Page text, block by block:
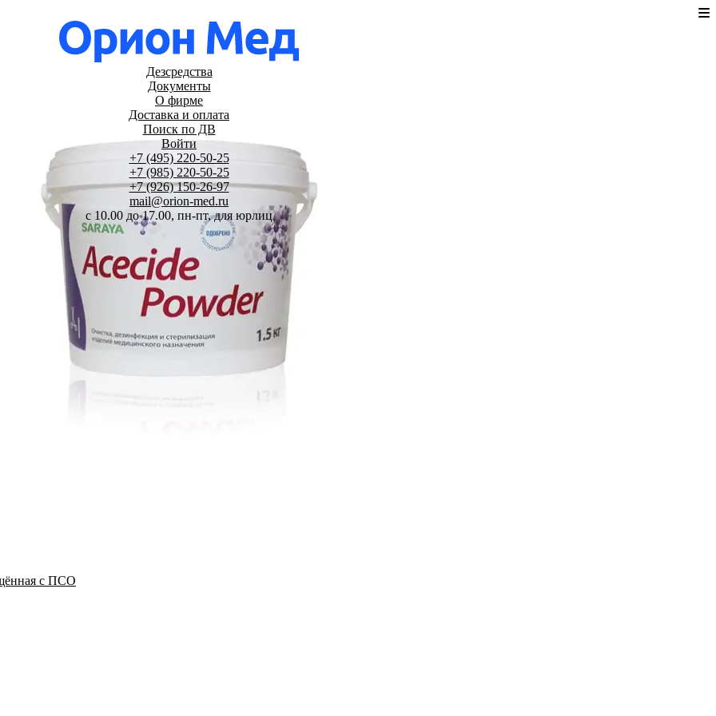
Дезсредства
Документы
О фирме
Доставка и оплата
Поиск по ДВ
Войти
+7 (495) 220-50-25
+7 (985) 220-50-25
+7 (926) 150-26-97
mail@orion-med.ru
c 10.00 до 17.00, пн-пт, для юрлиц
с ПСО